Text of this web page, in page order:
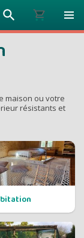
maison ou votre
résistants et